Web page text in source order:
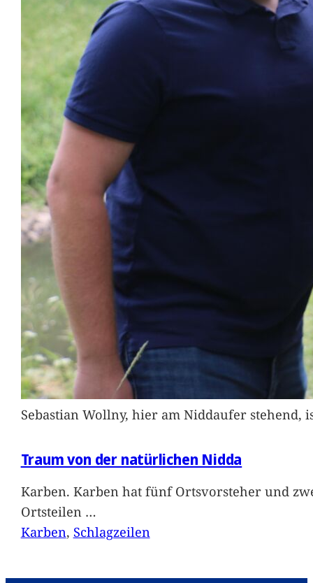
Sebastian Wollny, hier am Niddaufer
Traum von der natürlichen Nidda
Karben. Karben hat fünf Ortsvorsteher und
Ortsteilen …
Karben, Schlagzeilen